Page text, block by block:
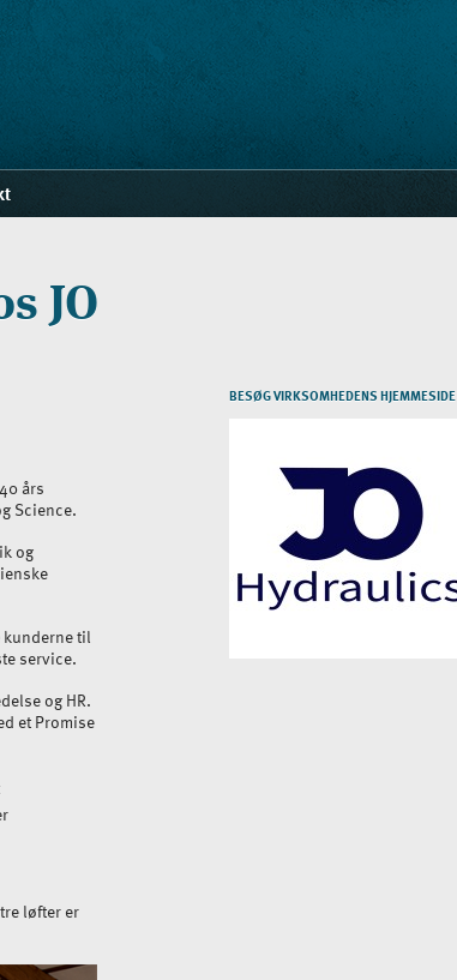
JO
års
Science.
og
til
service.
og HR.
et Promise
løfter er
BESØG VIRKSOMHEDENS HJEMMESIDE